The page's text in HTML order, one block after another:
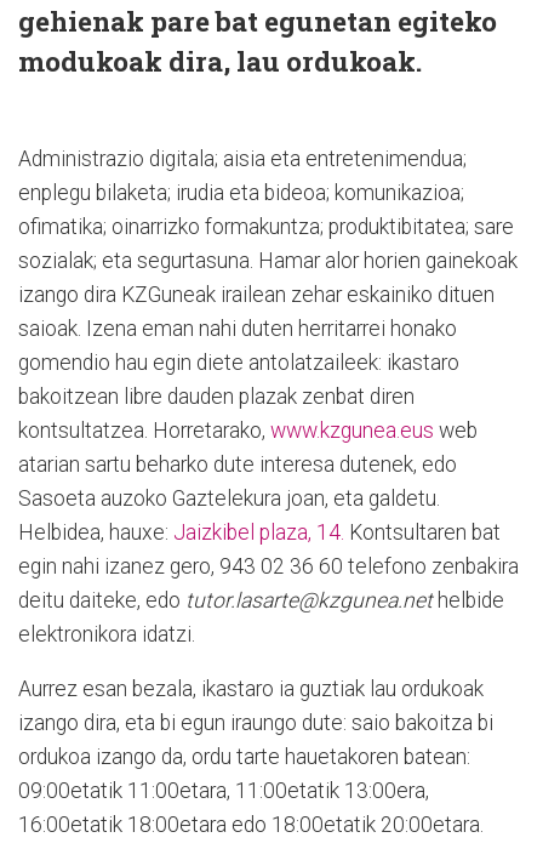
gehienak pare bat egunetan egiteko
modukoak dira, lau ordukoak.
Administrazio digitala; aisia eta entretenimendua;
enplegu bilaketa; irudia eta bideoa; komunikazioa;
ofimatika; oinarrizko formakuntza; produktibitatea; sare
sozialak; eta segurtasuna. Hamar alor horien gainekoak
izango dira KZGuneak irailean zehar eskainiko dituen
saioak. Izena eman nahi duten herritarrei honako
gomendio hau egin diete antolatzaileek: ikastaro
bakoitzean libre dauden plazak zenbat diren
kontsultatzea. Horretarako, www.kzgunea.eus web
atarian sartu beharko dute interesa dutenek, edo
Sasoeta auzoko Gaztelekura joan, eta galdetu.
Helbidea, hauxe: Jaizkibel plaza, 14. Kontsultaren bat
egin nahi izanez gero, 943 02 36 60 telefono zenbakira
deitu daiteke, edo tutor.lasarte@kzgunea.nethelbide
elektronikora idatzi.
Aurrez esan bezala, ikastaro ia guztiak lau ordukoak
izango dira, eta bi egun iraungo dute: saio bakoitza bi
ordukoa izango da, ordu tarte hauetakoren batean:
09:00etatik 11:00etara, 11:00etatik 13:00era,
16:00etatik 18:00etara edo 18:00etatik 20:00etara.